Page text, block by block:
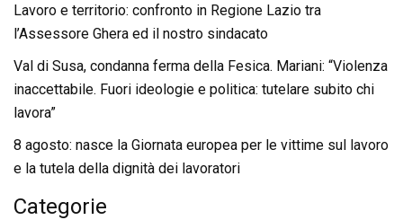
Lavoro e territorio: confronto in Regione Lazio tra
l’Assessore Ghera ed il nostro sindacato
Val di Susa, condanna ferma della Fesica. Mariani: “Violenza
inaccettabile. Fuori ideologie e politica: tutelare subito chi
lavora”
8 agosto: nasce la Giornata europea per le vittime sul lavoro
e la tutela della dignità dei lavoratori
Categorie